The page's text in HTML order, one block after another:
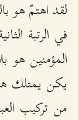
لقد اهتمّ هو
في الرتبة
المؤمنين هو
يكن يمتلك
من تركيب